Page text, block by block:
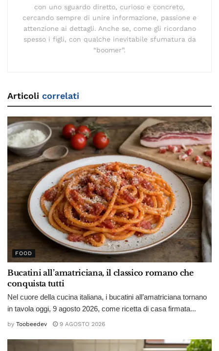
con uno sguardo diretto, curioso e concreto,
cercando sempre di unire informazione, passione e
attenzione ai dettagli. Anche se, come gli ricordano
spesso i figli, con qualche inevitabile sfumatura da
“boomer”.
Articoli correlati
FOOD
Bucatini all’amatriciana, il classico romano che
conquista tutti
Nel cuore della cucina italiana, i bucatini all’amatriciana tornano
in tavola oggi, 9 agosto 2026, come ricetta di casa firmata...
by Toobeedev 9 AGOSTO 2026